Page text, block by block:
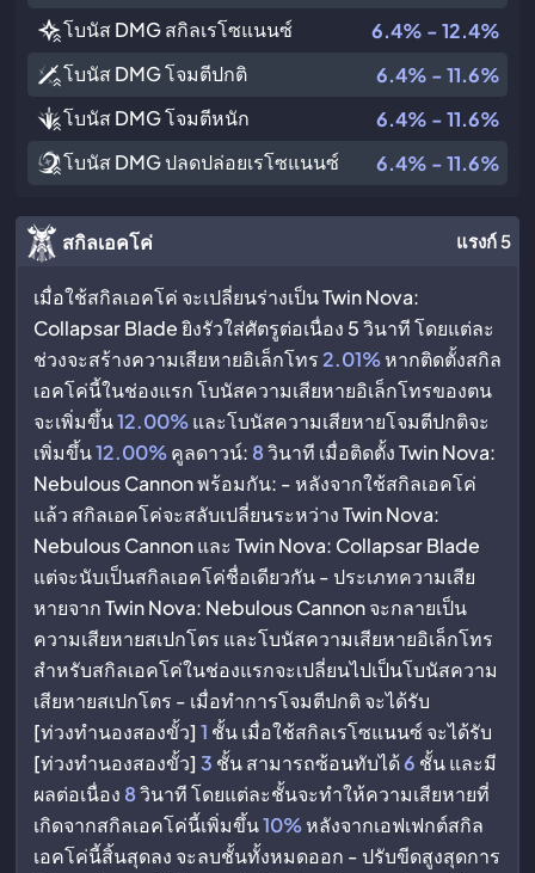
โบนัส DMG สกิลเรโซแนนซ์
6.4% - 12.4%
โบนัส DMG โจมตีปกติ
6.4% - 11.6%
โบนัส DMG โจมตีหนัก
6.4% - 11.6%
โบนัส DMG ปลดปล่อยเรโซแนนซ์
6.4% - 11.6%
สกิลเอคโค่ แรงก์ 5
เมื่อใช้สกิลเอคโค่ จะเปลี่ยนร่างเป็น Twin Nova:
Collapsar Blade ยิงรัวใส่ศัตรูต่อเนื่อง 5 วินาที โดยแต่ละ
ช่วงจะสร้างความเสียหายอิเล็กโทร 2.01%หากติดตั้งสกิล
เอคโค่นี้ในช่องแรก โบนัสความเสียหายอิเล็กโทรของตน
จะเพิ่มขึ้น12.00%และโบนัสความเสียหายโจมตีปกติจะ
เพิ่มขึ้น12.00%คูลดาวน์: 8วินาที เมื่อติดตั้ง Twin Nova:
Nebulous Cannon พร้อมกัน: - หลังจากใช้สกิลเอคโค่
แล้ว สกิลเอคโค่จะสลับเปลี่ยนระหว่าง Twin Nova:
Nebulous Cannon และ Twin Nova: Collapsar Blade
แต่จะนับเป็นสกิลเอคโค่ชื่อเดียวกัน - ประเภทความเสีย
หายจาก Twin Nova: Nebulous Cannon จะกลายเป็น
ความเสียหายสเปกโตร และโบนัสความเสียหายอิเล็กโทร
สำหรับสกิลเอคโค่ในช่องแรกจะเปลี่ยนไปเป็นโบนัสความ
เสียหายสเปกโตร - เมื่อทำการโจมตีปกติ จะได้รับ
[ท่วงทำนองสองขั้ว] 1 ชั้น เมื่อใช้สกิลเรโซแนนซ์ จะได้รับ
[ท่วงทำนองสองขั้ว] 3 ชั้น สามารถซ้อนทับได้6 ชั้น และมี
ผลต่อเนื่อง 8วินาที โดยแต่ละชั้นจะทำให้ความเสียหายที่
เกิดจากสกิลเอคโค่นี้เพิ่มขึ้น10%หลังจากเอฟเฟกต์สกิล
เอคโค่นี้สิ้นสุดลง จะลบชั้นทั้งหมดออก - ปรับขีดสูงสุดการ